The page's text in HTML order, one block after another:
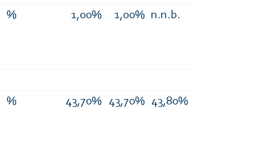
% 1,00% 1,00% n.n.b.
% 43,70% 43,70% 43,80%